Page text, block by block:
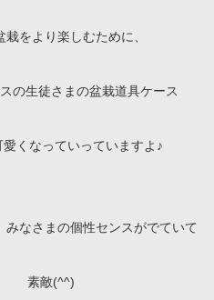
栽をより楽しむために、
の生徒さまの盆栽道具ケース
愛くなっていっていますよ♪
みなさまの個性センスがでていて
素敵(^^)